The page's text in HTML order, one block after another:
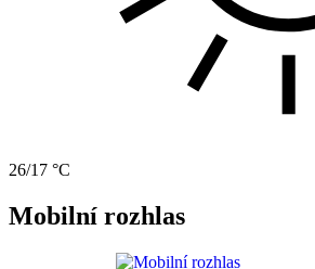
26/17 °C
Mobilní rozhlas